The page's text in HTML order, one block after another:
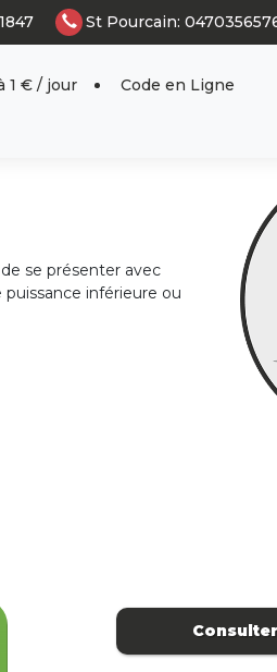
St Pourcain:
1 € / jour
Code en Ligne
se présenter avec
inférieure ou